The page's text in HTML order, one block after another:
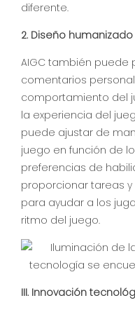
diferente.
2. Diseño
AIGC también puede
comentarios
comportamiento del
la experiencia del
puede ajustar de
juego en función de
preferencias de
proporcionar tareas
para ayudar a los
ritmo del juego.
III. Innovación